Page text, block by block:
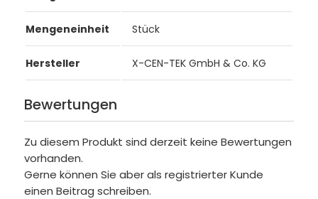
Mengeneinheit Stück
Hersteller X-CEN-TEK GmbH & Co. KG
Bewertungen
Zu diesem Produkt sind derzeit keine Bewertungen
vorhanden.
Gerne können Sie aber als registrierter Kunde
einen Beitrag schreiben.